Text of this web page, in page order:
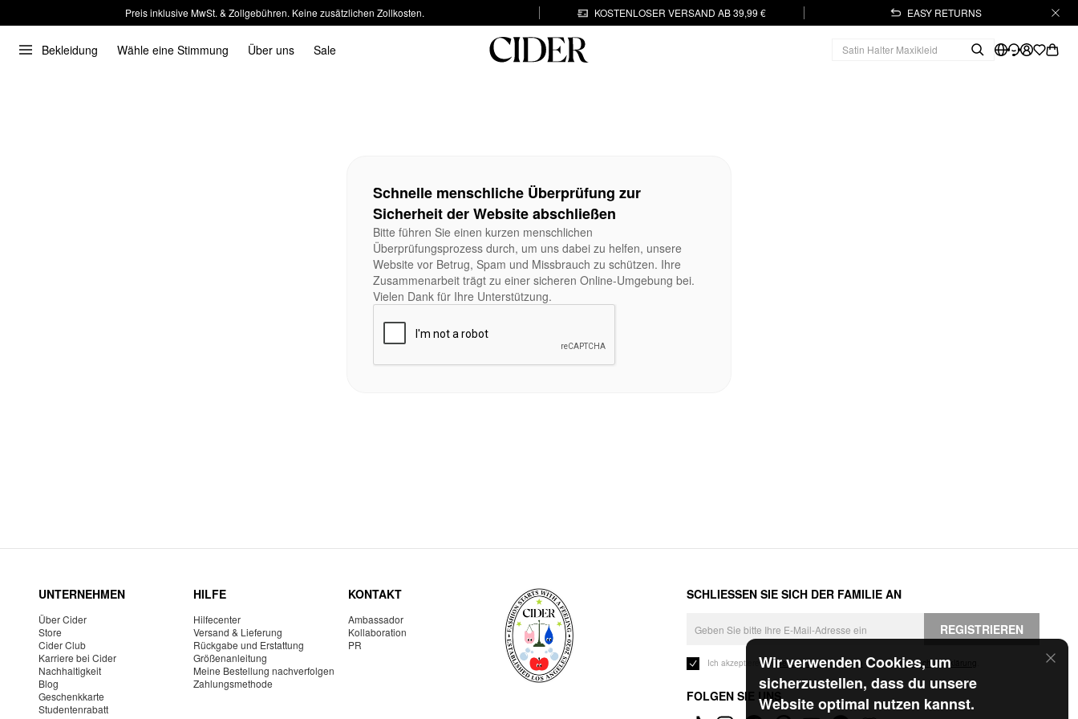
Preis inklusive MwSt. & Zollgebühren. Keine zusätzlichen Zollkosten. KOSTENLOSER VERSAND AB 39,99 € EASY RETURNS
Bekleidung Wähle eine Stimmung Über uns Sale
Wir verwenden Cookies, um
sicherzustellen, dass du unsere
Website optimal nutzen kannst.
Schnelle menschliche Überprüfung zur
Sicherheit der Website abschließen
Bitte führen Sie einen kurzen menschlichen
Überprüfungsprozess durch, um uns dabei zu helfen, unsere
Website vor Betrug, Spam und Missbrauch zu schützen. Ihre
Zusammenarbeit trägt zu einer sicheren Online-Umgebung bei.
Vielen Dank für Ihre Unterstützung.
UNTERNEHMEN
Über Cider
Store
Cider Club
Karriere bei Cider
Nachhaltigkeit
Blog
Geschenkkarte
Studentenrabatt
HILFE
Hilfecenter
Versand & Lieferung
Rückgabe und Erstattung
Größenanleitung
Meine Bestellung nachverfolgen
Zahlungsmethode
KONTAKT
Ambassador
Kollaboration
PR
SCHLIESSEN SIE SICH DER FAMILIE AN
REGISTRIEREN
Ich akzeptiere dieGeschäftsbedingungen und die Datenschutzerklärung
FOLGEN SIE UNS